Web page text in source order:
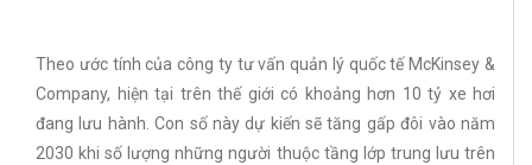
Theo ước tính của công ty tư vấn quản lý quốc tế McKinsey &
Company, hiện tại trên thế giới có khoảng hơn 10 tỷ xe hơi
đang lưu hành. Con số này dự kiến sẽ tăng gấp đôi vào năm
2030 khi số lượng những người thuộc tầng lớp trung lưu trên